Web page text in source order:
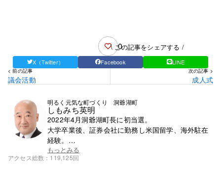
0
\ この記事をシェアする /
X（Twitter） Facebook LINE
< 前の記事
議会活動
次の記事 >
成人式
明るく元気な町づくり 洞爺湖町
しもみち英明
2022年4月洞爺湖町長に初当選。
大学卒業後、証券会社に勤務し米国留学、海外駐在
経験。
帰国後、札幌市で学習塾を13年間経営。
30年ぶりに地元に戻り町議会議員とバス会社の二刀
もっとみる
アクセス総数 119,125回